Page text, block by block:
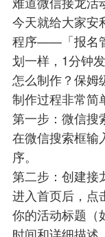
今天就给大家安
程序——「报名
划一样，1分钟
怎么制作？保姆
制作过程非常简
第一步：微信搜
在微信搜索框输
序。
第二步：创建接
进入首页后，点
你的活动标题（
时间和详细描述。